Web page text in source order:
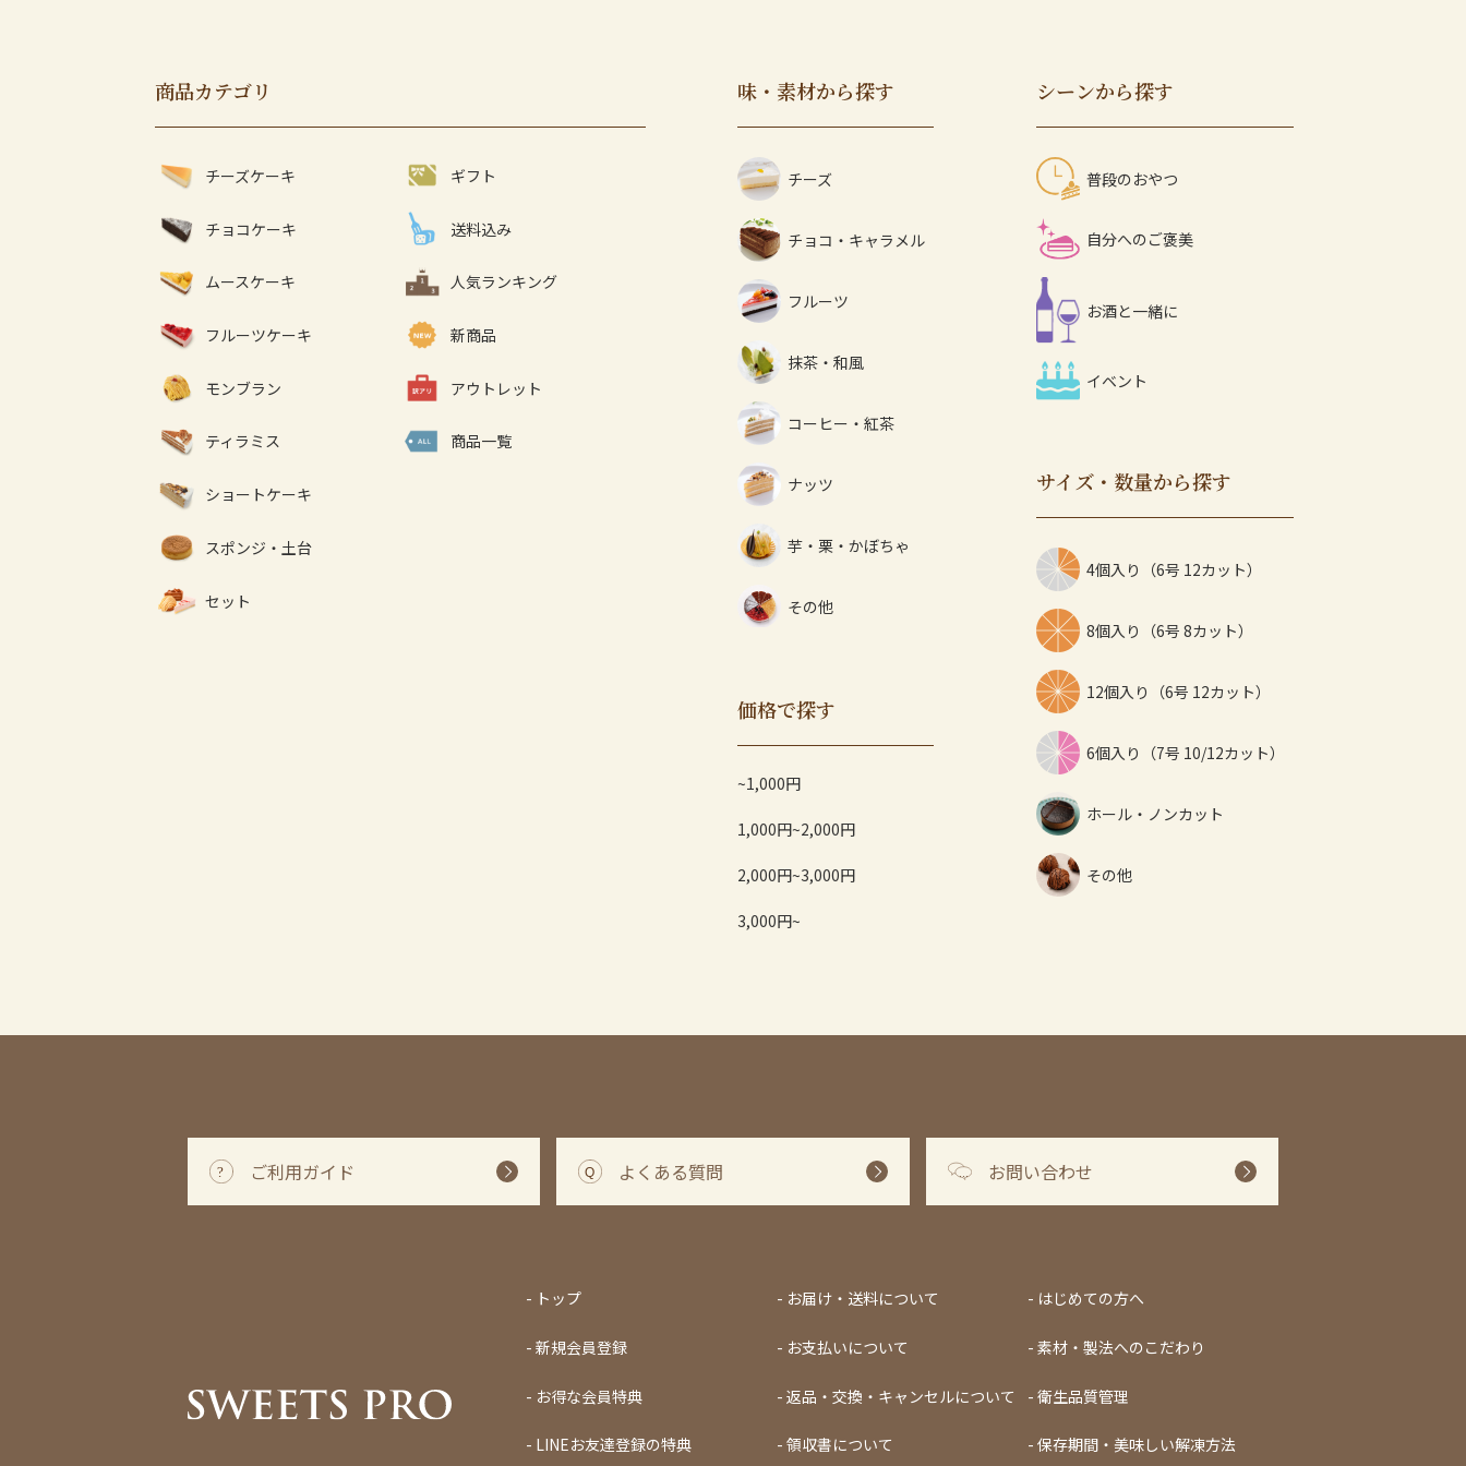
商品カテゴリ
チーズケーキ
チョコケーキ
ムースケーキ
フルーツケーキ
モンブラン
ティラミス
ショートケーキ
スポンジ・土台
セット
ギフト
送料込み
人気ランキング
新商品
アウトレット
商品一覧
味・素材から探す
チーズ
チョコ・キャラメル
フルーツ
抹茶・和風
コーヒー・紅茶
ナッツ
芋・栗・かぼちゃ
その他
価格で探す
~1,000円
1,000円~2,000円
2,000円~3,000円
3,000円~
シーンから探す
普段のおやつ
自分へのご褒美
お酒と一緒に
イベント
サイズ・数量から探す
4個入り（6号 12カット）
8個入り（6号 8カット）
12個入り（6号 12カット）
6個入り（7号 10/12カット）
ホール・ノンカット
その他
ご利用ガイド よくある質問 お問い合わせ
トップ
新規会員登録
お得な会員特典
LINEお友達登録の特典
お届け・送料について
お支払いについて
返品・交換・キャンセルについて
領収書について
はじめての方へ
素材・製法へのこだわり
衛生品質管理
保存期間・美味しい解凍方法